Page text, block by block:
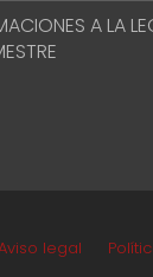
A LA
legal